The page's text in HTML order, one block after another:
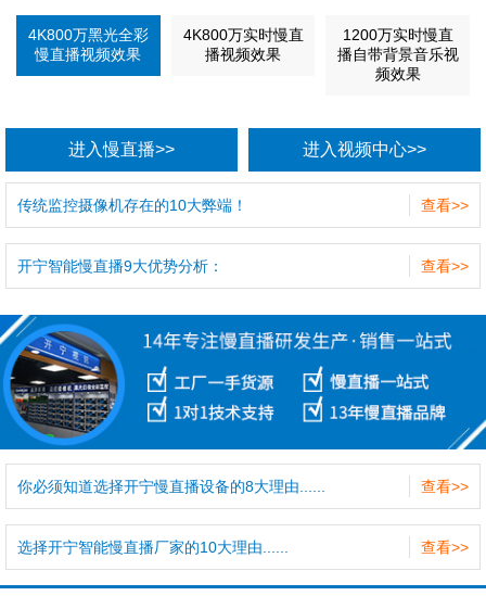
4K800万黑光全彩
慢直播视频效果
4K800万实时慢直
播视频效果
1200万实时慢直
播自带背景音乐视
频效果
进入慢直播>> 进入视频中心>>
查看>>
传统监控摄像机存在的10大弊端！
查看>>
开宁智能慢直播9大优势分析：
查看>>
你必须知道选择开宁慢直播设备的8大理由......
查看>>
选择开宁智能慢直播厂家的10大理由......